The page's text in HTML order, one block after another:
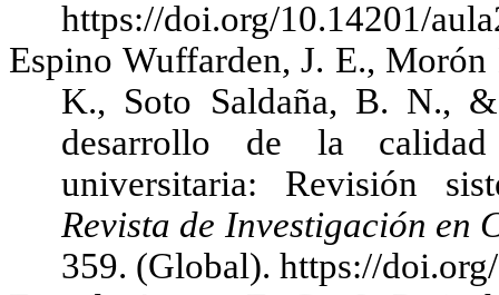
https://doi.org/10.14201/
Espino Wuffarden, J. E.,
K., Soto Saldaña, B. N.,
desarrollo de la
universitaria: Revisión
Revista de Investigación en
359. (Global). https://